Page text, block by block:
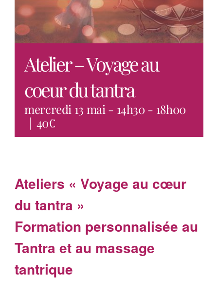
Programmes
ContactAtelier – Voyage au
coeur du tantra
mercredi 13 mai - 14h30 - 18h00
| 40€
Ateliers « Voyage au cœur
du tantra »
Formation personnalisée au
Tantra et au massage
tantrique